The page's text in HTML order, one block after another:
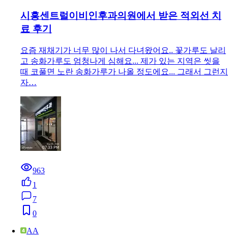
시흥센트럴이비인후과의원에서 받은 적외선 치
료 후기
요즘 재채기가 너무 많이 나서 다녀왔어요.. 꽃가루도 날리
고 송화가루도 엄청나게 심해요... 제가 있는 지역은 씻을
때 코풀면 노란 송화가루가 나올 정도에요... 그래서 그런지
자…
963
1
7
0
AA